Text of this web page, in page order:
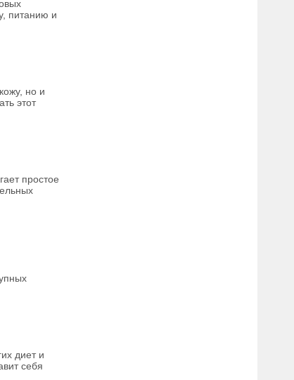
питанию и
но и
этот
простое
диет и
себя